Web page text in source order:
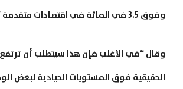
وفوق 3.5 في المائة في اقتصادات متقدمة كثيرة أخرى.
وقال “في الأغلب فإن هذا سيتطلب أن ترتفع
الحقيقية فوق المستويات الحيادية لبعض